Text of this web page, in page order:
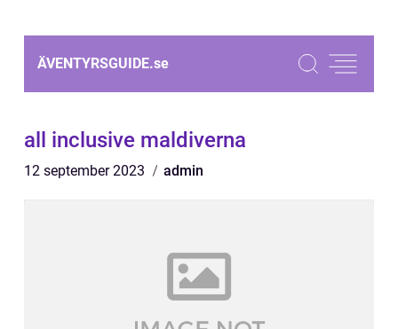
ÄVENTYRSGUIDE.se
all inclusive maldiverna
12 september 2023 admin